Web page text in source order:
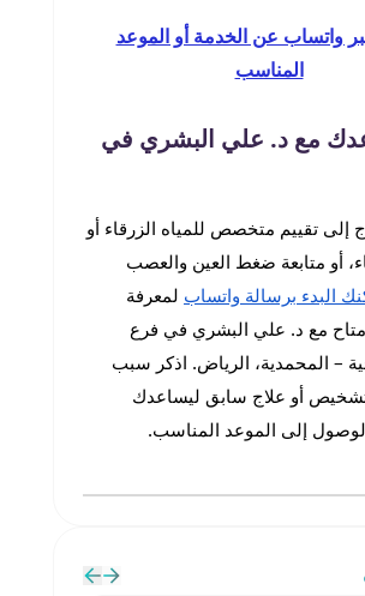
واتساب عن الخدمة أو الموعد
المناسب
مع د. علي البشري في
إلى تقييم متخصص للمياه الزرقاء أو
أو متابعة ضغط العين والعصب
البدء برسالة واتساب لمعرفة
مع د. علي البشري في فرع
– المحمدية، الرياض. اذكر سبب
تشخيص أو علاج سابق ليساعدك
إلى الموعد المناسب.